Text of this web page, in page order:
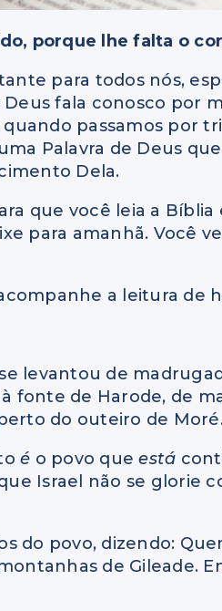
porque lhe falta o
para todos nós,
Deus fala conosco por
passamos por
Palavra de Deus
Dela.
que você leia a Bíblia
para amanhã. Você
a leitura de
levantou de
fonte de Harode, de
do outeiro de
é o povo queestá
Israel não se glorie
do povo, dizendo:
de Gileade.